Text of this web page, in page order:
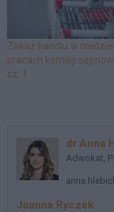
Zakaz handlu w
pracach komisji
cz. 1
dr Anna
Adwokat,
Joanna Ryczek